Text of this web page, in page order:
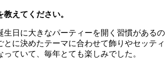
えてください。
生日に大きなパーティーを開く習慣がある
に決めたテーマに合わせて飾りやセッテ
ていて、毎年とても楽しみでした。